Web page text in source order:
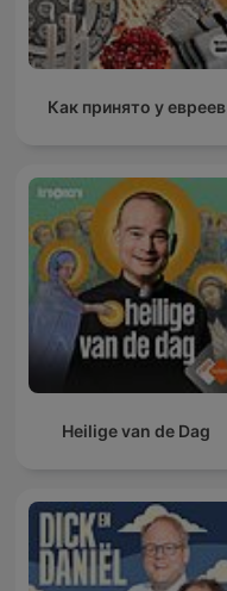
Как принято у евреев
Heilige van de Dag